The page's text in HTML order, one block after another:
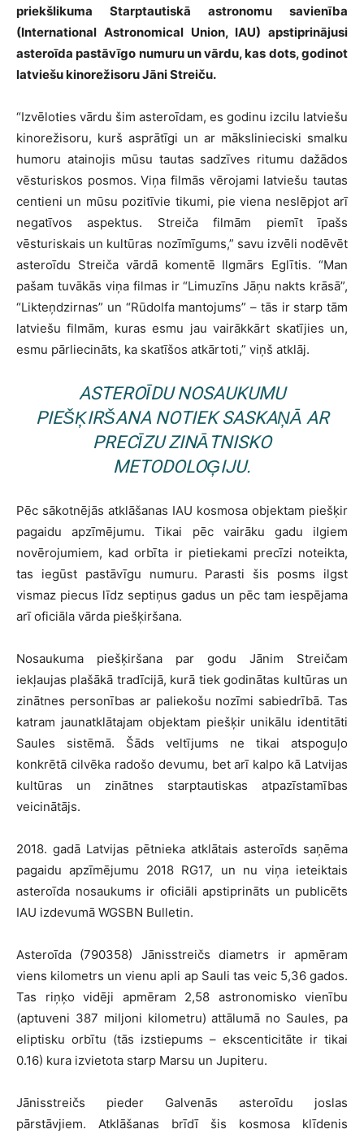
priekšlikuma Starptautiskā astronomu savienība
(International Astronomical Union, IAU) apstiprinājusi
asteroīda pastāvīgo numuru un vārdu, kas dots, godinot
latviešu kinorežisoru Jāni Streiču.
“Izvēloties vārdu šim asteroīdam, es godinu izcilu latviešu
kinorežisoru, kurš asprātīgi un ar mākslinieciski smalku
humoru atainojis mūsu tautas sadzīves ritumu dažādos
vēsturiskos posmos. Viņa filmās vērojami latviešu tautas
centieni un mūsu pozitīvie tikumi, pie viena neslēpjot arī
negatīvos aspektus. Streiča filmām piemīt īpašs
vēsturiskais un kultūras nozīmīgums,” savu izvēli nodēvēt
asteroīdu Streiča vārdā komentē Ilgmārs Eglītis. “Man
pašam tuvākās viņa filmas ir “Limuzīns Jāņu nakts krāsā”,
“Likteņdzirnas” un “Rūdolfa mantojums” – tās ir starp tām
latviešu filmām, kuras esmu jau vairākkārt skatījies un,
esmu pārliecināts, ka skatīšos atkārtoti,” viņš atklāj.
ASTEROĪDU NOSAUKUMU
PIEŠĶIRŠANA NOTIEK SASKAŅĀ AR
PRECĪZU ZINĀTNISKO
METODOLOĢIJU.
Pēc sākotnējās atklāšanas IAU kosmosa objektam piešķir
pagaidu apzīmējumu. Tikai pēc vairāku gadu ilgiem
novērojumiem, kad orbīta ir pietiekami precīzi noteikta,
tas iegūst pastāvīgu numuru. Parasti šis posms ilgst
vismaz piecus līdz septiņus gadus un pēc tam iespējama
arī oficiāla vārda piešķiršana.
Nosaukuma piešķiršana par godu Jānim Streičam
iekļaujas plašākā tradīcijā, kurā tiek godinātas kultūras un
zinātnes personības ar paliekošu nozīmi sabiedrībā. Tas
katram jaunatklātajam objektam piešķir unikālu identitāti
Saules sistēmā. Šāds veltījums ne tikai atspoguļo
konkrētā cilvēka radošo devumu, bet arī kalpo kā Latvijas
kultūras un zinātnes starptautiskas atpazīstamības
veicinātājs.
2018. gadā Latvijas pētnieka atklātais asteroīds saņēma
pagaidu apzīmējumu 2018 RG17, un nu viņa ieteiktais
asteroīda nosaukums ir oficiāli apstiprināts un publicēts
IAU izdevumā WGSBN Bulletin.
Asteroīda (790358) Jānisstreičs diametrs ir apmēram
viens kilometrs un vienu apli ap Sauli tas veic 5,36 gados.
Tas riņķo vidēji apmēram 2,58 astronomisko vienību
(aptuveni 387 miljoni kilometru) attālumā no Saules, pa
eliptisku orbītu (tās izstiepums – ekscenticitāte ir tikai
0.16) kura izvietota starp Marsu un Jupiteru.
Jānisstreičs pieder Galvenās asteroīdu joslas
pārstāvjiem. Atklāšanas brīdī šis kosmosa klīdenis